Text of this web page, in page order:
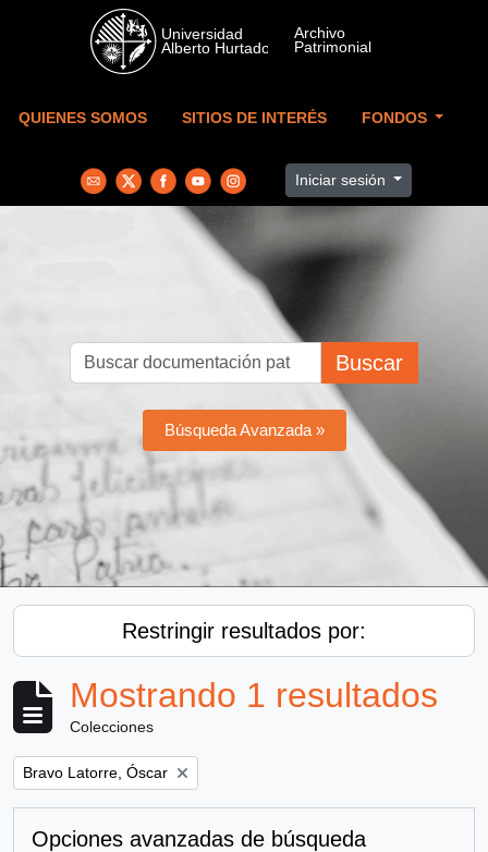
Skip to main content
QUIENES SOMOS SITIOS DE INTERÉS FONDOS
Iniciar sesión
Buscar
Búsqueda Avanzada »
Restringir resultados por:
Mostrando 1 resultados
Colecciones
Remove filter:
Bravo Latorre, Óscar
Opciones avanzadas de búsqueda